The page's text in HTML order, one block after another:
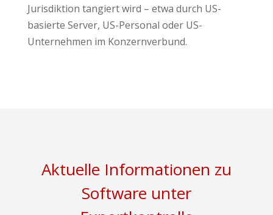
Jurisdiktion tangiert wird – etwa durch US-
basierte Server, US-Personal oder US-
Unternehmen im Konzernverbund.
Aktuelle Informationen zu
Software unter